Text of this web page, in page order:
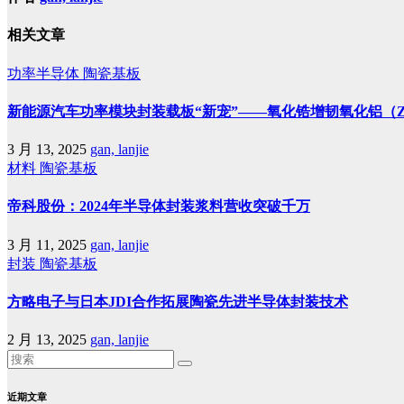
相关文章
功率半导体 陶瓷基板
新能源汽车功率模块封装载板“新宠”——氧化锆增韧氧化铝（
3 月 13, 2025 gan, lanjie
材料 陶瓷基板
帝科股份：2024年半导体封装浆料营收突破千万
3 月 11, 2025 gan, lanjie
封装 陶瓷基板
方略电子与日本JDI合作拓展陶瓷先进半导体封装技术
2 月 13, 2025 gan, lanjie
近期文章